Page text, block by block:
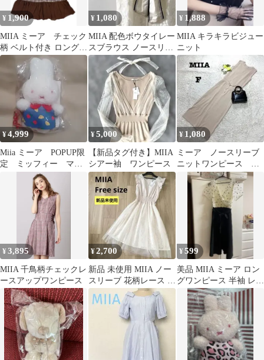
¥ 1,900
MIIA ミーア チェック
柄 ベルト付き ロングワ
ンピース パフスリーブ
¥ 1,080
MIIA 配色ボウタイレー
スブラウス ノースリー
ブ フリル リボン 裏地
¥ 1,888
MIIA キラキラビジュー
ニット
¥4,999
Miia ミーア POPUP限
定 ミッフィー マル
チカラー バッグチャ
¥5,000
【新品タグ付き】MIIA
シアー袖 ワンピース
¥ 1,080
ミーア ノースリーブ
ニットワンピース リ
ボン マキシ丈 無
地 シンプル フリー
¥3,895
MIIA 千鳥柄チェックレ
ースアップワンピース
¥2,700
新品 未使用 MIIA ノー
スリーブ 花柄レース ド
ッキング ロングワンピ
ース
¥599
美品 MIIA ミーア ロン
グワンピース 半袖 レデ
ィース